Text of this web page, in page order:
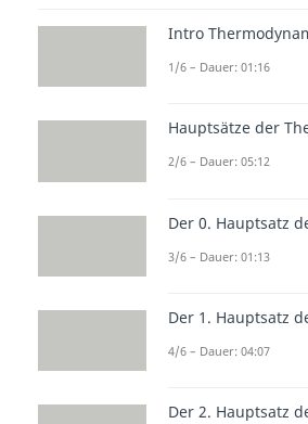
Intro
1/6 – Dauer: 01:16
Hauptsätze der
2/6 – Dauer: 05:12
Der 0. Hauptsatz
3/6 – Dauer: 01:13
Der 1. Hauptsatz
4/6 – Dauer: 04:07
Der 2. Hauptsatz